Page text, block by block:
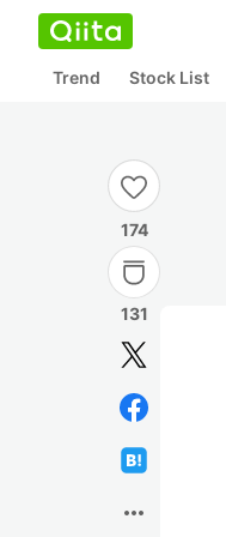
Trend Stock List
174
131
more_horiz